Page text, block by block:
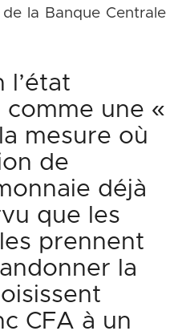
la Banque Centrale
l’état
une «
mesure où
de
déjà
que les
prennent
la
CFA à un